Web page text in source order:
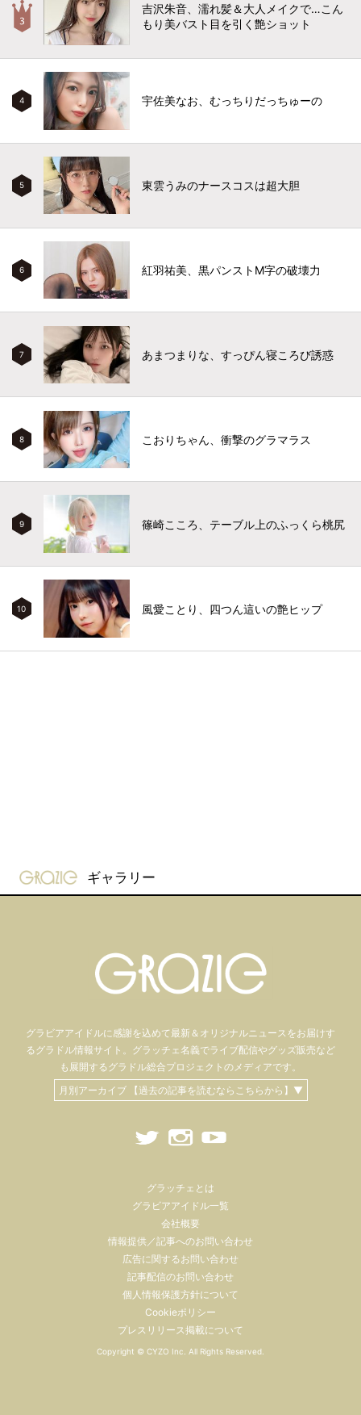
吉沢朱音、濡れ髪＆大人メイクで…こん
もり美バスト目を引く艶ショット
4 宇佐美なお、むっちりだっちゅーの
5 東雲うみのナースコスは超大胆
6 紅羽祐美、黒パンストM字の破壊力
7 あまつまりな、すっぴん寝ころび誘惑
8 こおりちゃん、衝撃のグラマラス
9 篠崎こころ、テーブル上のふっくら桃尻
10 風愛ことり、四つん這いの艶ヒップ
gravure-grazie
ギャラリー
グラビアアイドルに感謝を込めて最新＆オリジナルニュースをお届けす
るグラドル情報サイト。 グラッチェ名義でライブ配信やグッズ販売など
も 展開するグラドル総合プロジェクトのメディアです。
月別アーカイブ 【過去の記事を読むならこちらから】▼
グラッチェとは
グラビアアイドル一覧
会社概要
情報提供／記事へのお問い合わせ
広告に関するお問い合わせ
記事配信のお問い合わせ
個人情報保護方針について
Cookieポリシー
プレスリリース掲載について
Copyright © CYZO Inc. All Rights Reserved.